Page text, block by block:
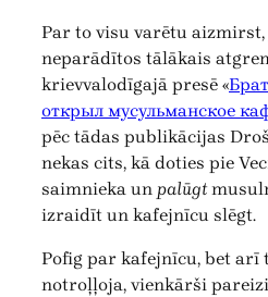
Par to visu varētu
neparādītos tālākais
krievvalodīgajā presē «
открыл мусульманское
pēc tādas publikācijas
nekas cits, kā doties pie
saimnieka un palūgt
izraidīt un kafejnīcu slēgt.
Pofig par kafejnīcu, bet arī
notroļļoja, vienkārši